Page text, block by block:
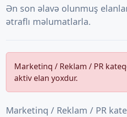
Ən son əlavə olunmuş
ətraflı məlumatlarla.
Marketinq / Reklam / PR
aktiv elan yoxdur.
Marketinq / Reklam / PR